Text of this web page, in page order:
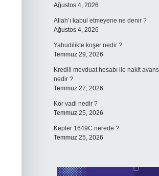
Ağustos 4, 2026
Allah’ı kabul etmeyene ne denir ?
Ağustos 4, 2026
Yahudilikte koşer nedir ?
Temmuz 29, 2026
Kredili mevduat hesabı ile nakit
nedir ?
Temmuz 27, 2026
Kör vadi nedir ?
Temmuz 25, 2026
Kepler 1649C nerede ?
Temmuz 25, 2026